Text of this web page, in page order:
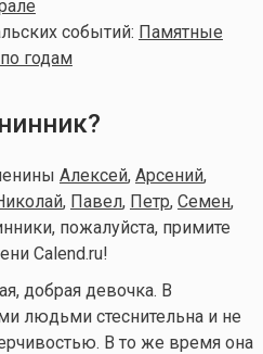
событий: Памятные
годам
Алексей, Арсений,
, Павел, Петр, Семен,
пожалуйста, примите
Calend.ru!
добрая девочка. В
людьми стеснительна и не
В то же время она